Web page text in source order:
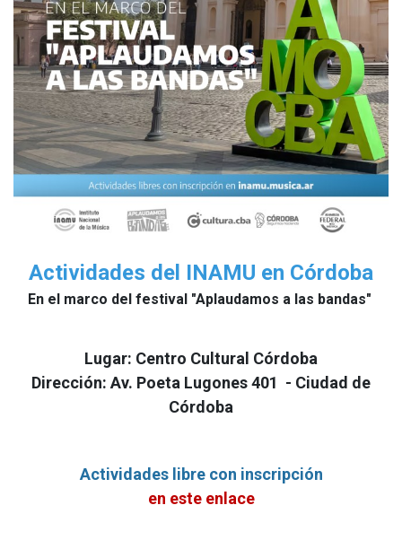
Actividades del INAMU en Córdoba
En el marco del festival "Aplaudamos a las bandas"
Lugar: Centro Cultural Córdoba
Dirección: Av. Poeta Lugones 401 - Ciudad de
Córdoba
Actividades libre con inscripción
en este enlace